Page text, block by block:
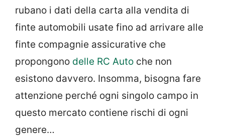
rubano i dati della carta alla vendita di
finte automobili usate fino ad arrivare alle
finte compagnie assicurative che
propongono delle RC Auto che non
esistono davvero. Insomma, bisogna fare
attenzione perché ogni singolo campo in
questo mercato contiene rischi di ogni
genere…